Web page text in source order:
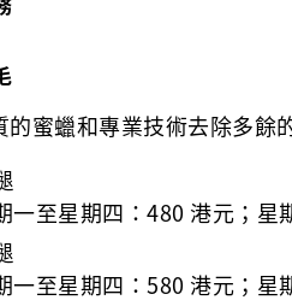
的蜜蠟和專業技術去除多餘
一至星期四：480 港元；星
一至星期四：580 港元；星